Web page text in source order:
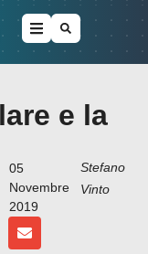
e la
05
Novembre
2019
Stefano
Vinto